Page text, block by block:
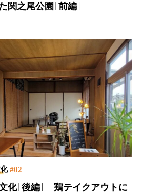
之尾公園［前編］
#02
化［後編］ 鶏テイクアウトに